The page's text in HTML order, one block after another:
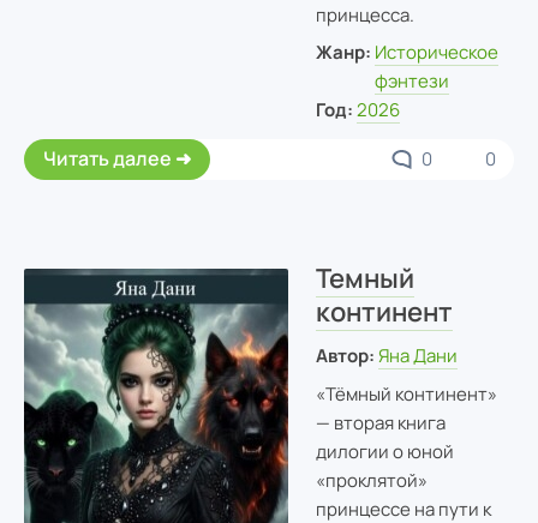
принцесса.
Жанр: Историческое
фэнтези
Год: 2026
Читать далее 0 0
Темный
континент
Автор: Яна Дани
«Тёмный континент»
— вторая книга
дилогии о юной
«проклятой»
принцессе на пути к